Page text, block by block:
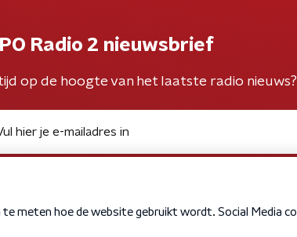
Radio 2 nieuwsbrief
op de hoogte van het laatste radio nieuws?